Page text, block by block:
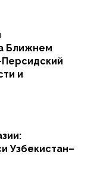
Ближнем
и
Узбекистан–